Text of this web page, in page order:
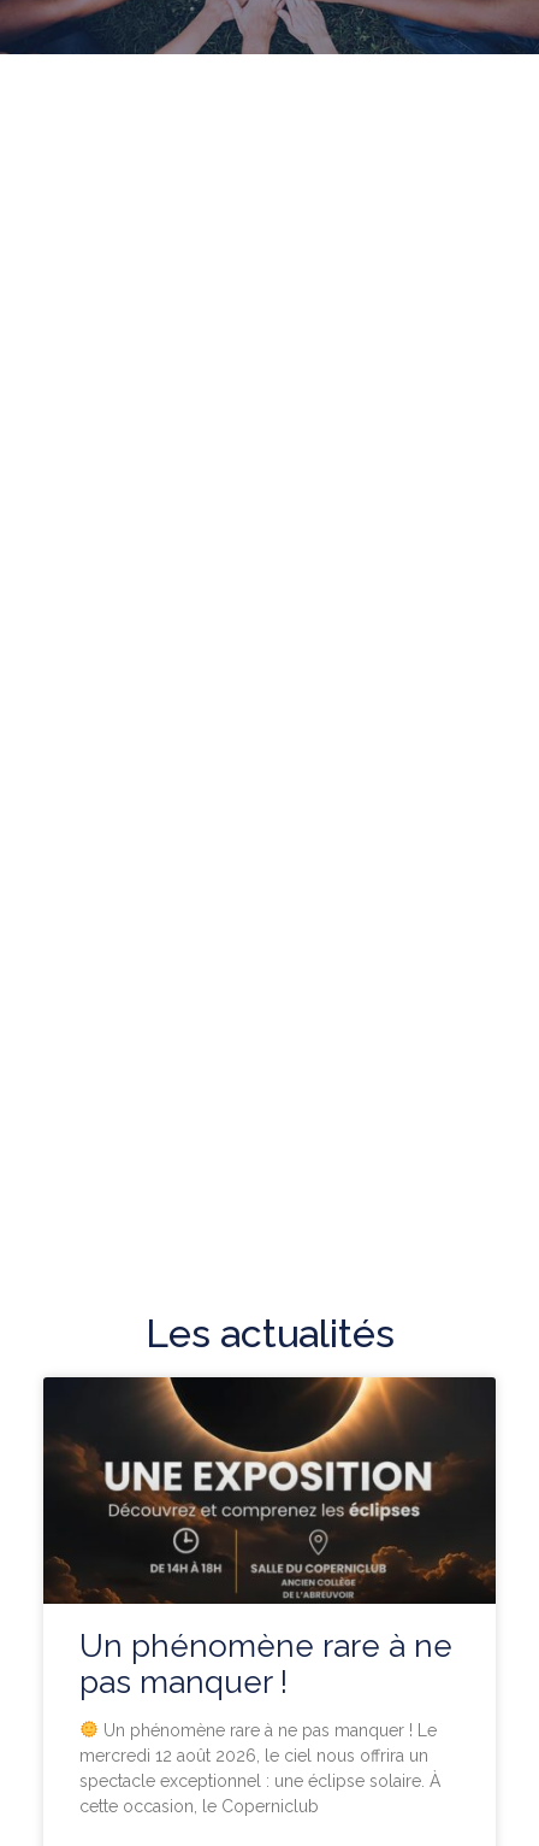
Les actualités
Un phénomène rare à ne
pas manquer !
Un phénomène rare à ne pas manquer ! Le
mercredi 12 août 2026, le ciel nous offrira un
spectacle exceptionnel : une éclipse solaire. À
cette occasion, le Coperniclub